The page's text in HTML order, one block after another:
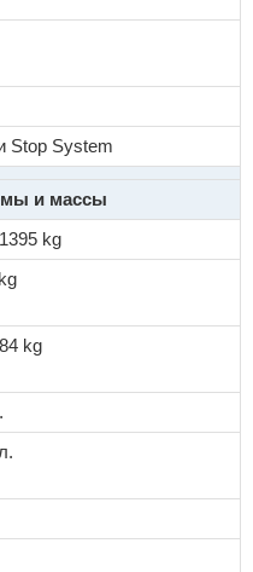
Stop System
и массы
kg
kg